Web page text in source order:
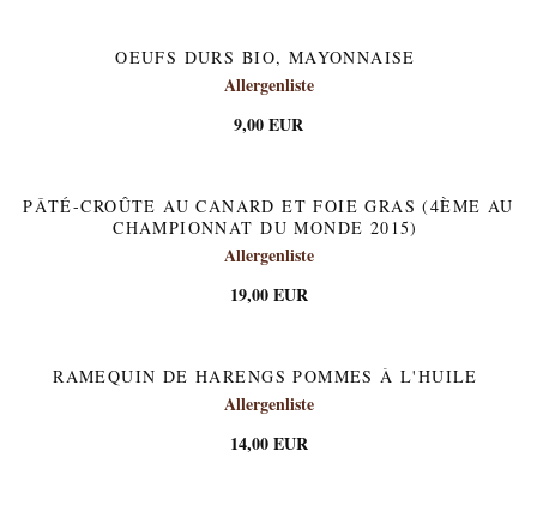
OEUFS DURS BIO, MAYONNAISE
Allergenliste
9,00 EUR
PÂTÉ-CROÛTE AU CANARD ET FOIE GRAS (4ÈME AU
CHAMPIONNAT DU MONDE 2015)
Allergenliste
19,00 EUR
RAMEQUIN DE HARENGS POMMES À L'HUILE
Allergenliste
14,00 EUR